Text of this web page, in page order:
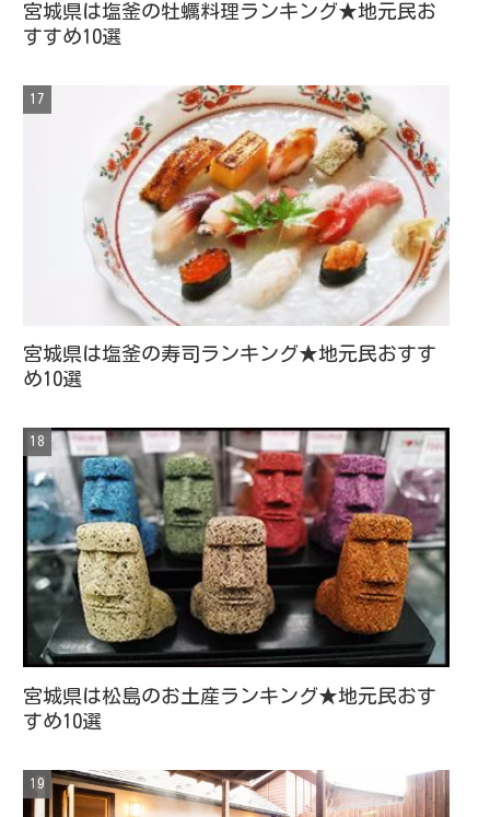
宮城県は塩釜の牡蠣料理ランキング★地元民お
すすめ10選
宮城県は塩釜の寿司ランキング★地元民おすす
め10選
宮城県は松島のお土産ランキング★地元民おす
すめ10選